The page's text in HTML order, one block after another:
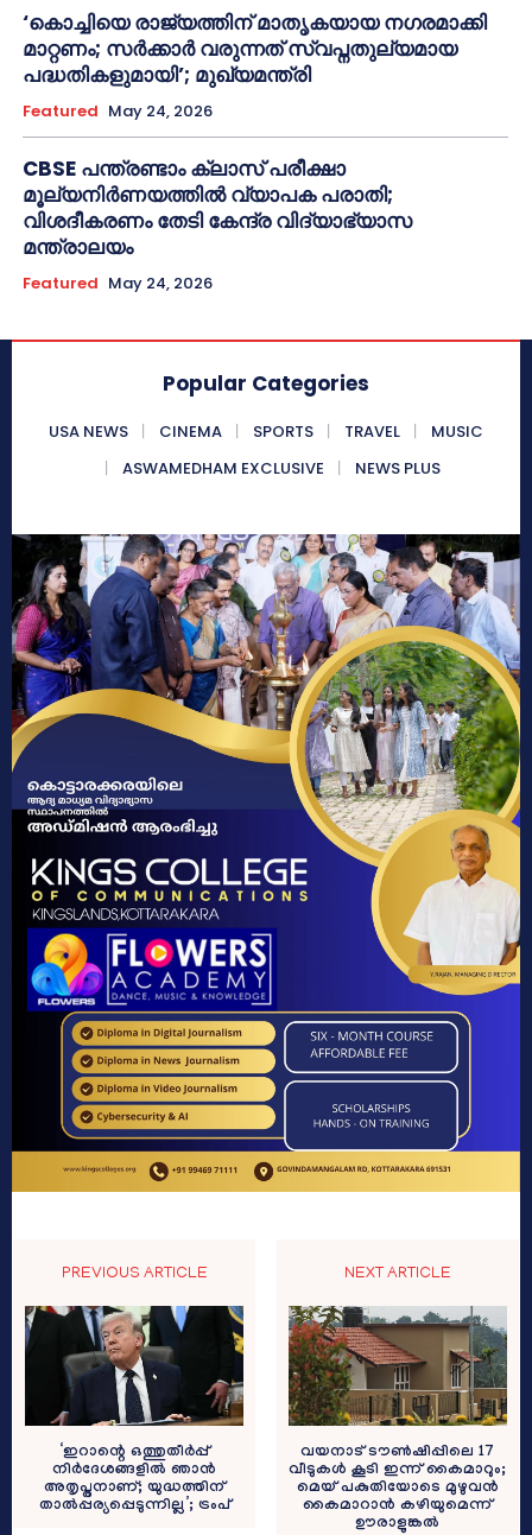
‘കൊച്ചിയെ രാജ്യത്തിന് മാതൃകയായ നഗരമാക്കി
മാറ്റണം; സർക്കാർ വരുന്നത് സ്വപ്നതുല്യമായ
പദ്ധതികളുമായി’; മുഖ്യമന്ത്രി
Featured May 24, 2026
CBSE പന്ത്രണ്ടാം ക്ലാസ് പരീക്ഷാ
മൂല്യനിർണയത്തിൽ വ്യാപക പരാതി;
വിശദീകരണം തേടി കേന്ദ്ര വിദ്യാഭ്യാസ
മന്ത്രാലയം
Featured May 24, 2026
Popular Categories
USA NEWS CINEMA SPORTS TRAVEL
MUSIC
ASWAMEDHAM EXCLUSIVE
NEWS PLUS
PREVIOUS ARTICLE
‘ഇറാന്റെ ഒത്തുതീർപ്പ്
നിർദേശങ്ങളിൽ ഞാൻ
അതൃപ്തനാണ്; യുദ്ധത്തിന്
താൽപ്പര്യപ്പെടുന്നില്ല’; ട്രംപ്
NEXT ARTICLE
വയനാട് ടൗണ്‍ഷിപ്പിലെ 17
വീടുകള്‍ കൂടി ഇന്ന് കൈമാറും;
മെയ് പകുതിയോടെ മുഴുവന്‍
കൈമാറാന്‍ കഴിയുമെന്ന്
ഊരാളുങ്കല്‍